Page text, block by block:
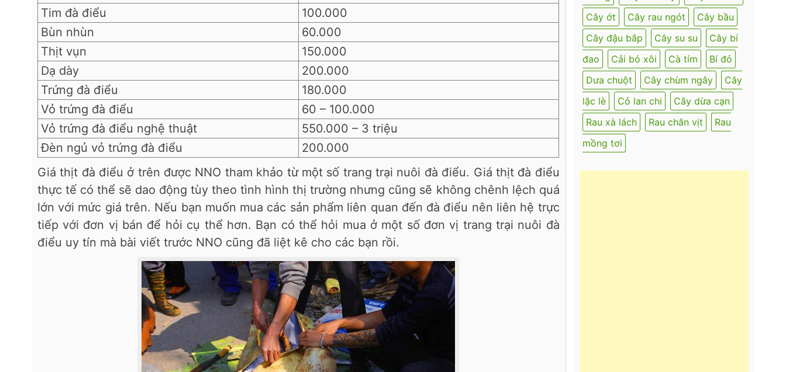
Tim đà điểu
100.000
Bùn nhùn
60.000
Thịt vụn
150.000
Dạ dày
200.000
Trứng đà điểu
180.000
Vỏ trứng đà điểu
60 – 100.000
Vỏ trứng đà điểu nghệ thuật
550.000 – 3 triệu
Đèn ngủ vỏ trứng đà điểu
200.000
Giá thịt đà điểu ở trên được NNO tham khảo từ một số trang trại nuôi đà điểu. Giá thịt đà điểu
thực tế có thể sẽ dao động tùy theo tình hình thị trường nhưng cũng sẽ không chênh lệch quá
lớn với mức giá trên. Nếu bạn muốn mua các sản phẩm liên quan đến đà điểu nên liên hệ trực
tiếp với đơn vị bán để hỏi cụ thể hơn. Bạn có thể hỏi mua ở một số đơn vị trang trại nuôi đà
điểu uy tín mà bài viết trước NNO cũng đã liệt kê cho các bạn rồi.
Cây ớt
Cây rau ngót
Cây bầu
Cây đậu bắp
Cây su su
Cây bí
đao
Cải bó xôi Cà tím
Bí đỏ
Dưa chuột
Cây chùm ngây
Cây
lặc lè
Cỏ lan chi
Cây dừa cạn
Rau xà lách
Rau chân vịt
Rau
mồng tơi